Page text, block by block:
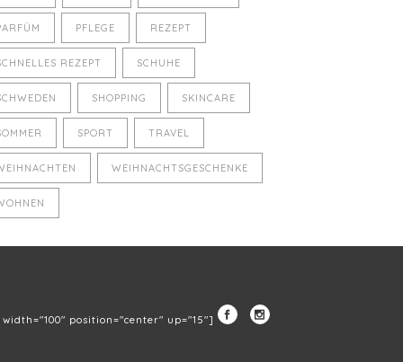
PFLEGE REZEPT
REZEPT SCHUHE
SHOPPING SKINCARE
SPORT TRAVEL
WEIHNACHTSGESCHENKE
position="center" up="15"]